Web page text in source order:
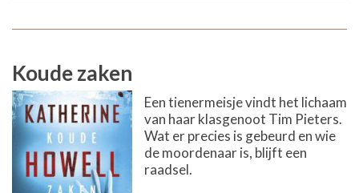
Koude zaken
Een tienermeisje vindt het lichaam
van haar klasgenoot Tim Pieters.
Wat er precies is gebeurd en wie
de moordenaar is, blijft een
raadsel.